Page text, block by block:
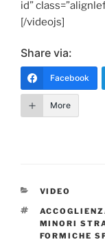
id”
[/videojs]
Share via:
Facebook
More
CATEGORIE
VIDEO
TAG
MINORI
FORMICHE